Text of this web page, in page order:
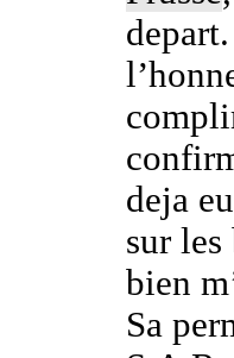
deja
sur
bien
Sa